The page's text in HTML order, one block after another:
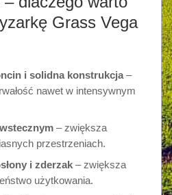
Grass Vega
i solidna konstrukcja –
nawet w intensywnym
– zwiększa
przestrzeniach.
i zderzak – zwiększa
użytkowania.